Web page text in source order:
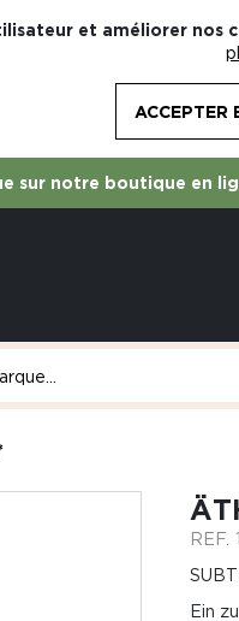
et améliorer nos
ACCEPTER
sur notre boutique en
REF.
Ein